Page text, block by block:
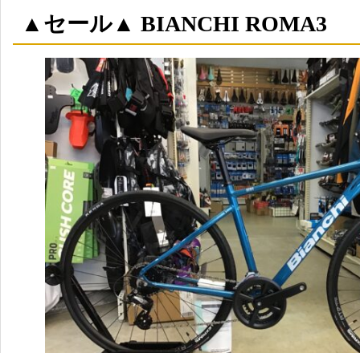
▲セール▲ BIANCHI ROMA3